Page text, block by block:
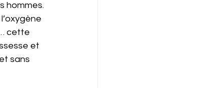
hommes.
cette
et
sans